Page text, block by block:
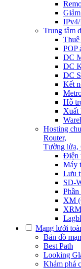
IPv4/
Trung tâm
POP
DC
DC
DC
Kết
Hỗ
Xuất
Hosting
Router,
Tường lửa,
Điện
Máy
Lưu
SD-
Phần
XM
Mạng lưới
Bản đồ
Best Path
Looking
Khám phá